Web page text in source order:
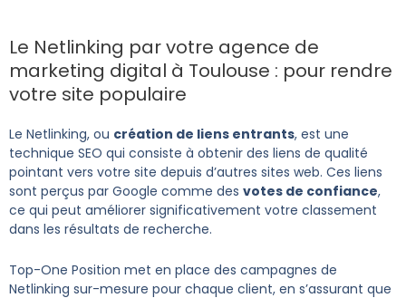
Le Netlinking par votre agence de
marketing digital à Toulouse : pour rendre
votre site populaire
Le Netlinking, ou création de liens entrants, est une
technique SEO qui consiste à obtenir des liens de qualité
pointant vers votre site depuis d’autres sites web. Ces liens
sont perçus par Google comme des votes de confiance,
ce qui peut améliorer significativement votre classement
dans les résultats de recherche.
Top-One Position met en place des campagnes de
Netlinking sur-mesure pour chaque client, en s’assurant que